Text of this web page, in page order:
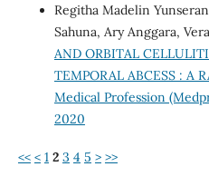
Regitha Madelin
Sahuna, Ary Anggara,
AND ORBITAL
TEMPORAL ABCESS : A
Medical Profession
2020
<< < 1 2 3 4 5 > >>